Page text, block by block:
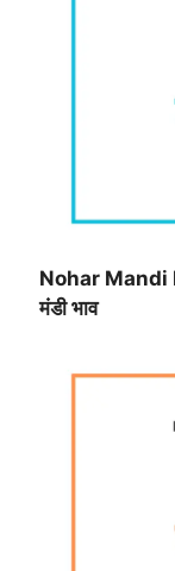
Nohar Mandi
मंडी भाव